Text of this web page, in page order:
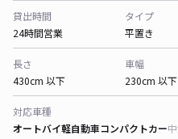
貸出時間
24時間営業
タイプ
平置き
長さ
430cm 以下
車幅
230cm 以下
対応車種
オートバイ軽自動車コンパクトカー